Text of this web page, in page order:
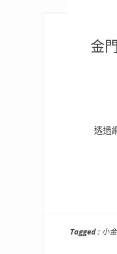
金
透過
Tagged : 小